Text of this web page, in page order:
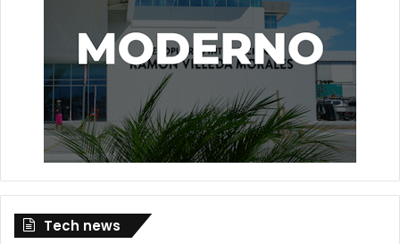
Tech news